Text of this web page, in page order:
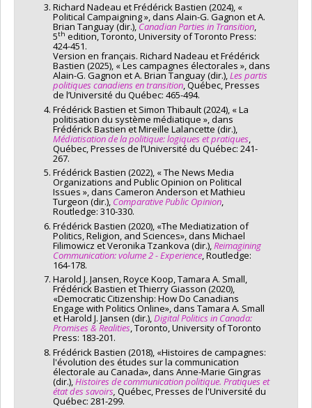
Richard Nadeau et Frédérick Bastien (2024), «
Political Campaigning », dans Alain-G. Gagnon et A.
Brian Tanguay (dir.),Canadian Parties in Transition,
5th edition, Toronto, University of Toronto Press:
424-451.
Version en français. Richard Nadeau et Frédérick
Bastien (2025), « Les campagnes électorales », dans
Alain-G. Gagnon et A. Brian Tanguay (dir.),Les partis
politiques canadiens en transition, Québec, Presses
de l’Université du Québec: 465-494.
Frédérick Bastien et Simon Thibault (2024), « La
politisation du système médiatique », dans
Frédérick Bastien et Mireille Lalancette (dir.),
Médiatisation de la politique: logiques et pratiques,
Québec, Presses de l’Université du Québec: 241-
267.
Frédérick Bastien (2022), « The News Media
Organizations and Public Opinion on Political
Issues », dans Cameron Anderson et Mathieu
Turgeon (dir.), Comparative Public Opinion,
Routledge: 310-330.
Frédérick Bastien (2020), «The Mediatization of
Politics, Religion, and Sciences», dans Michael
Filimowicz et Veronika Tzankova (dir.),Reimagining
Communication: volume 2 - Experience, Routledge:
164-178.
Harold J. Jansen, Royce Koop, Tamara A. Small,
Frédérick Bastien et Thierry Giasson (2020),
«Democratic Citizenship: How Do Canadians
Engage with Politics Online», dans Tamara A. Small
et Harold J. Jansen (dir.),Digital Politics in Canada:
Promises & Realities, Toronto, University of Toronto
Press: 183-201.
Frédérick Bastien (2018), «Histoires de campagnes:
l'évolution des études sur la communication
électorale au Canada», dans Anne-Marie Gingras
(dir.),Histoires de communication politique. Pratiques et
état des savoirs, Québec, Presses de l'Université du
Québec: 281-299.